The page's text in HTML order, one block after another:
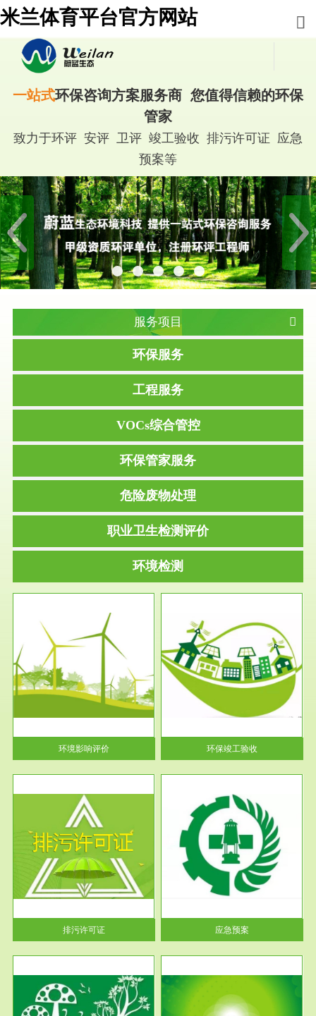
米兰体育平台官方网站
一站式环保咨询方案服务商 您值得信赖的环保
管家
致力于环评 安评 卫评 竣工验收 排污许可证 应急
预案等
服务项目
环保服务
工程服务
VOCs综合管控
环保管家服务
危险废物处理
职业卫生检测评价
环境检测
环境影响评价
服务范围
环保竣工验收
根据《建设项目环境保护管理条
例》第十七条 编制环境影响报
告书、...
环保竣工验收
排污许可证
服务范围
应急预案
根据《中华人民共和国环境保护
法》第十九条 企业事业单位应
当按照...
应急预案
服务范围